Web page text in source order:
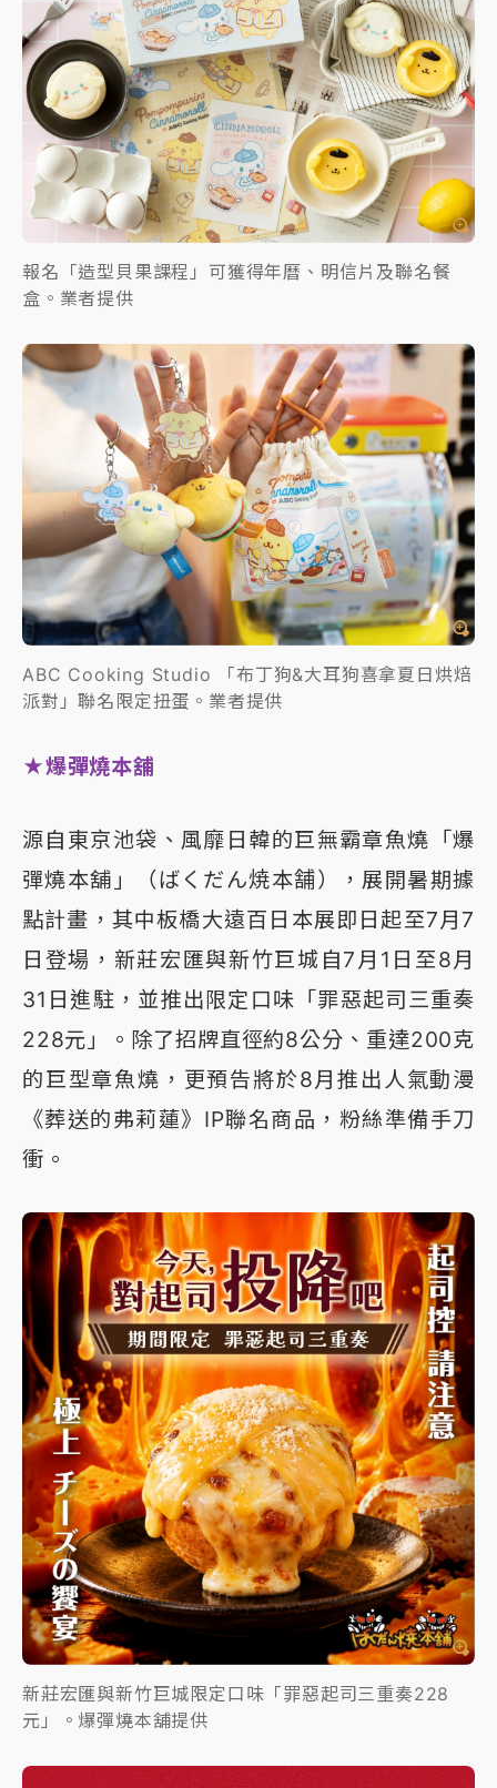
報名「造型貝果課程」可獲得年曆、明信片及聯名餐
盒。業者提供
ABC Cooking Studio 「布丁狗&大耳狗喜拿夏日烘焙
派對」聯名限定扭蛋。業者提供
★爆彈燒本舖
源自東京池袋、風靡日韓的巨無霸章魚燒「爆
彈燒本舖」（ばくだん焼本舗），展開暑期據
點計畫，其中板橋大遠百日本展即日起至7月7
日登場，新莊宏匯與新竹巨城自7月1日至8月
31日進駐，並推出限定口味「罪惡起司三重奏
228元」。除了招牌直徑約8公分、重達200克
的巨型章魚燒，更預告將於8月推出人氣動漫
《葬送的弗莉蓮》IP聯名商品，粉絲準備手刀
衝。
新莊宏匯與新竹巨城限定口味「罪惡起司三重奏228
元」。爆彈燒本舖提供